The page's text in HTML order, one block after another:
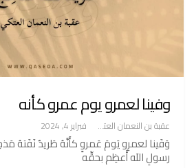
وفينا لعمرو يوم عمرو كأنه
عقبة بن النعمان العتكي فبراير 4, 2024
وَفَينا لعمرِو يَومَ عَمروٍ كأَنَّهُ طَريدٌ نَفَتهُ
رسولِ اللَه أَعظِم بحقِّه